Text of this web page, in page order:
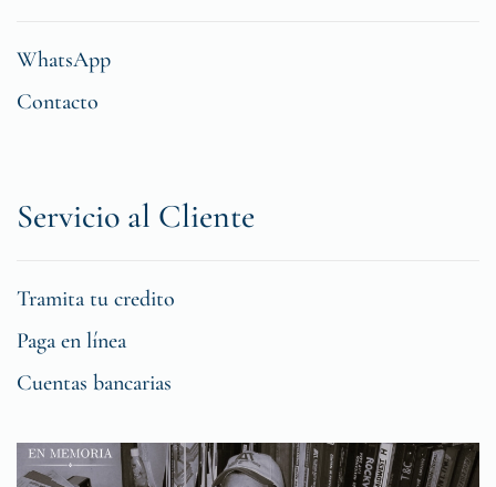
WhatsApp
Contacto
Servicio al Cliente
Tramita tu credito
Paga en línea
Cuentas bancarias